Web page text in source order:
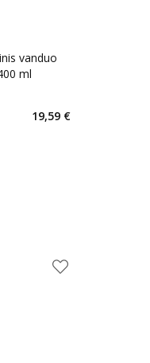
vanduo
ml
19,59 €